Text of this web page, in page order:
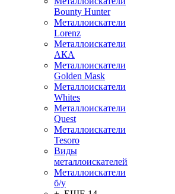
Bounty Hunter
Металлоискатели
Lorenz
Металлоискатели
АКА
Металлоискатели
Golden Mask
Металлоискатели
Whites
Металлоискатели
Quest
Металлоискатели
Tesoro
Виды
металлоискателей
Металлоискатели
б/у